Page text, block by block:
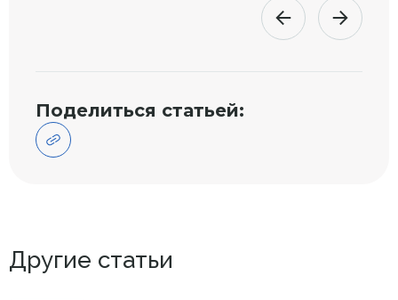
Поделиться статьей:
Другие статьи